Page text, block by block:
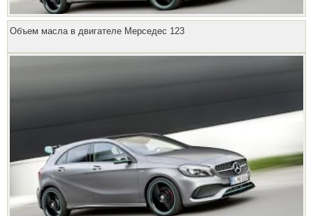
Объем масла в двигателе Мерседес 123